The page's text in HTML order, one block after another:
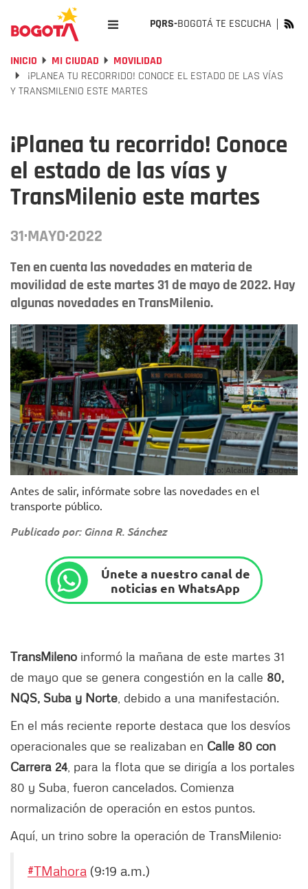
PQRS-BOGOTÁ TE ESCUCHA
INICIO MI CIUDAD
MOVILIDAD
¡PLANEA TU RECORRIDO! CONOCE EL ESTADO DE LAS VÍAS
Y TRANSMILENIO ESTE MARTES
¡Planea tu recorrido! Conoce
el estado de las vías y
TransMilenio este martes
31·MAYO·2022
Ten en cuenta las novedades en materia de
movilidad de este martes 31 de mayo de 2022. Hay
algunas novedades en TransMilenio.
Foto: Alcaldía de Bogotá.
Antes de salir, infórmate sobre las novedades en el
transporte público.
Publicado por: Ginna R. Sánchez
Únete a nuestro canal de
noticias en WhatsApp
TransMileno informó la mañana de este martes 31
de mayo que se genera congestión en la calle 80,
NQS, Suba y Norte , debido a una manifestación.
En el más reciente reporte destaca que los desvíos
operacionales que se realizaban en Calle 80 con
Carrera 24, para la flota que se dirigía a los portales
80 y Suba, fueron cancelados. Comienza
normalización de operación en estos puntos.
Aquí, un trino sobre la operación de TransMilenio:
#TMahora (9:19 a.m.)